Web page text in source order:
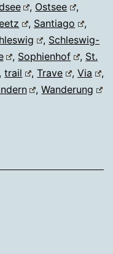
, Ostsee
,
, Santiago
,
, Schleswig-
, Sophienhof , St.
,trail ,Trave , Via
,
,Wanderung